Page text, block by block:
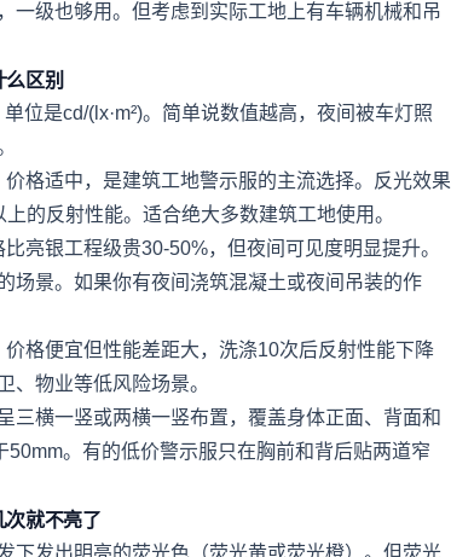
一级也够用。但考虑到实际工地上有车辆机械和吊
区别
位是cd/(lx·m²)。简单说数值越高，夜间被车灯照
价格适中，是建筑工地警示服的主流选择。反光效果
的反射性能。适合绝大多数建筑工地使用。
亮银工程级贵30-50%，但夜间可见度明显提升。
场景。如果你有夜间浇筑混凝土或夜间吊装的作
价格便宜但性能差距大，洗涤10次后反射性能下降
、物业等低风险场景。
三横一竖或两横一竖布置，覆盖身体正面、背面和
。有的低价警示服只在胸前和背后贴两道窄
次就不亮了
下发出明亮的荧光色（荧光黄或荧光橙）。但荧光